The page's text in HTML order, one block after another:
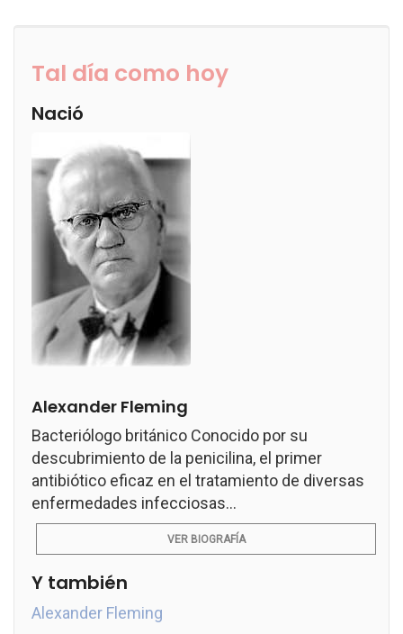
Tal día como hoy
Nació
Alexander Fleming
Bacteriólogo británico Conocido por su
descubrimiento de la penicilina, el primer
antibiótico eficaz en el tratamiento de diversas
enfermedades infecciosas...
VER BIOGRAFÍA
Y también
Alexander Fleming